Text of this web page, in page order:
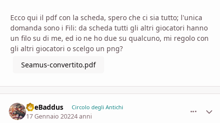
Ecco qui il pdf con la scheda, spero che ci sia tutto; l'unica
domanda sono i Fili: da scheda tutti gli altri giocatori hanno
un filo su di me, ed io ne ho due su qualcuno, mi regolo con
gli altri giocatori o scelgo un png?
Seamus-convertito.pdf
TheBaddus Circolo degli Antichi
17 Gennaio 20224 anni